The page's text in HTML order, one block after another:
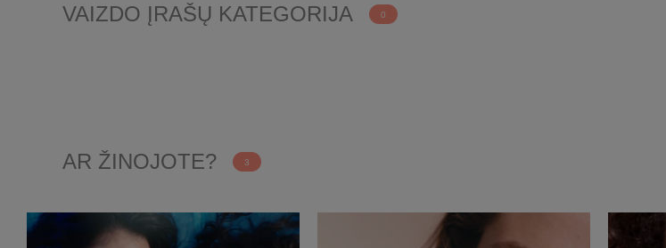
VAIZDO ĮRAŠŲ KATEGORIJA 0
AR ŽINOJOTE? 3